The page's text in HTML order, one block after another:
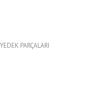
PARÇALARI